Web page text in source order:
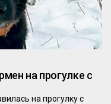
на прогулке с
на прогулку с